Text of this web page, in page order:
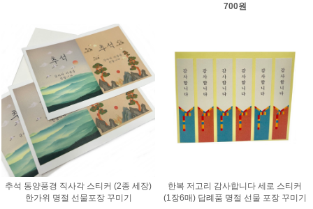
700원
추석 동양풍경 직사각 스티커 (2종 세장)
한가위 명절 선물포장 꾸미기
한복 저고리 감사합니다 세로 스티커
(1장6매) 답례품 명절 선물 포장 꾸미기